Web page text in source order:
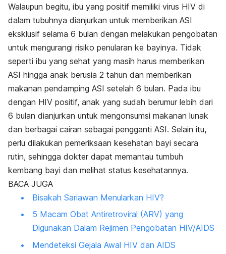
Walaupun begitu, ibu yang positif memiliki virus HIV di
dalam tubuhnya dianjurkan untuk memberikan ASI
eksklusif selama 6 bulan dengan melakukan pengobatan
untuk mengurangi risiko penularan ke bayinya. Tidak
seperti ibu yang sehat yang masih harus memberikan
ASI hingga anak berusia 2 tahun dan memberikan
makanan pendamping ASI setelah 6 bulan. Pada ibu
dengan HIV positif, anak yang sudah berumur lebih dari
6 bulan dianjurkan untuk mengonsumsi makanan lunak
dan berbagai cairan sebagai pengganti ASI. Selain itu,
perlu dilakukan pemeriksaan kesehatan bayi secara
rutin, sehingga dokter dapat memantau tumbuh
kembang bayi dan melihat status kesehatannya.
BACA JUGA
Bisakah Sariawan Menularkan HIV?
5 Macam Obat Antiretroviral (ARV) yang
Digunakan Dalam Rejimen Pengobatan HIV/AIDS
Mendeteksi Gejala Awal HIV dan AIDS